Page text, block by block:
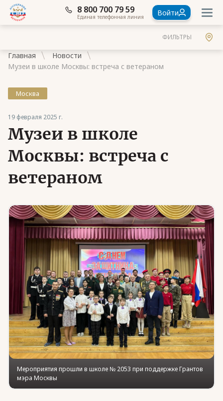
8 800 700 79 59
Единая телефонная линия Войти
ФИЛЬТРЫ
Главная
Новости
Музеи в школе Москвы: встреча с ветераном
Москва
19 февраля 2025 г.
Музеи в школе
Москвы: встреча с
ветераном
Мероприятия прошли в школе № 2053 при поддержке Грантов
мэра Москвы
Контакты
Стать членом Ассоциации ветеранов СВО
Частые вопросы
Юридическая помощь
Региональные меры поддержки